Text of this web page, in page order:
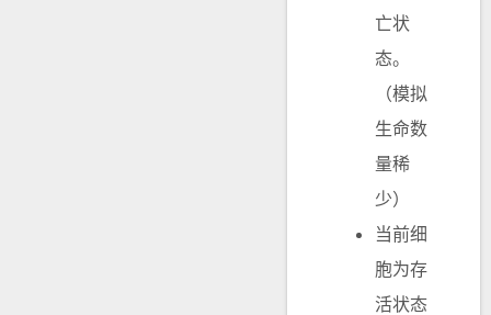
亡状
态。
（模拟
生命数
量稀
少）
当前细
胞为存
活状态